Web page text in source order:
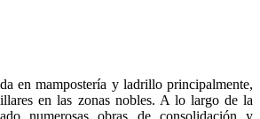
en mampostería y ladrillo principalmente,
en las zonas nobles. A lo largo de la